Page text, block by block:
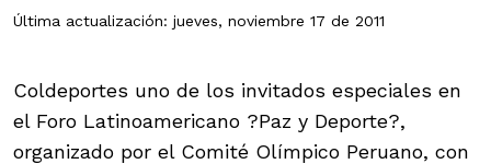
Última actualización: jueves, noviembre 17 de 2011
Coldeportes uno de los invitados especiales en
el Foro Latinoamericano ?Paz y Deporte?,
organizado por el Comité Olímpico Peruano, con